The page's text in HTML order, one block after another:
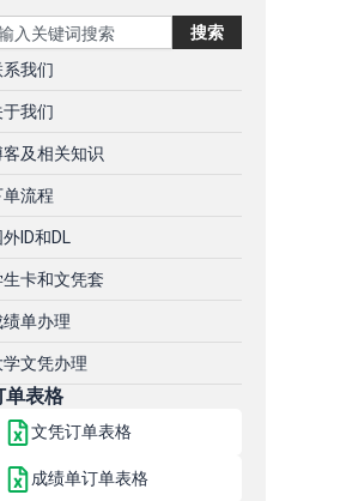
搜索
系我们
于我们
客及相关知识
单流程
外ID和DL
生卡和文凭套
绩单办理
学文凭办理
单表格
文凭订单表格
成绩单订单表格